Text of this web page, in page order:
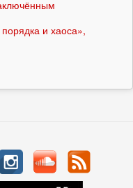
и хаоса»,